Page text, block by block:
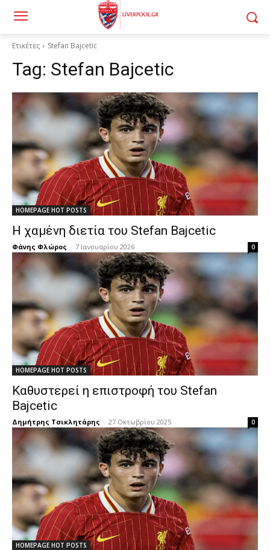
Ετικέτες Stefan Bajcetic
Tag: Stefan Bajcetic
HOMEPAGE HOT POSTS
Η χαμένη διετία του Stefan Bajcetic
Φάνης Φλώρος - 7 Ιανουαρίου 2026 0
HOMEPAGE HOT POSTS
Καθυστερεί η επιστροφή του Stefan
Bajcetic
Δημήτρης Τσικλητάρης - 27 Οκτωβρίου 2025 0
HOMEPAGE HOT POSTS